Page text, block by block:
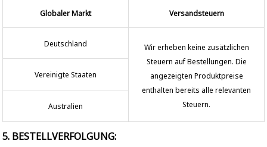
Globaler Markt Versandsteuern
Deutschland
Wir erheben keine zusätzlichen
Steuern auf Bestellungen. Die
angezeigten Produktpreise
enthalten bereits alle relevanten
Steuern.
Vereinigte Staaten
Australien
5. BESTELLVERFOLGUNG: